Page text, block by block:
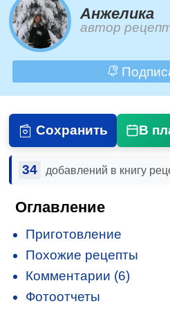
Анжелика
автор
Сохранить В
34 добавлений в книгу
Оглавление
Приготовление
Похожие рецепты
Комментарии (6)
Фотоотчеты